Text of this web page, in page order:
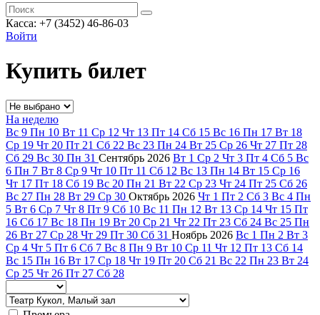
Касса: +7 (3452) 46-86-03
Войти
Купить билет
На неделю
Вс 9 Пн 10 Вт 11 Ср 12 Чт 13 Пт 14 Сб 15 Вс 16 Пн 17 Вт 18
Ср 19 Чт 20 Пт 21 Сб 22 Вс 23 Пн 24 Вт 25 Ср 26 Чт 27 Пт 28
Сб 29 Вс 30 Пн 31 Сентябрь 2026 Вт 1 Ср 2 Чт 3 Пт 4 Сб 5 Вс
6 Пн 7 Вт 8 Ср 9 Чт 10 Пт 11 Сб 12 Вс 13 Пн 14 Вт 15 Ср 16
Чт 17 Пт 18 Сб 19 Вс 20 Пн 21 Вт 22 Ср 23 Чт 24 Пт 25 Сб 26
Вс 27 Пн 28 Вт 29 Ср 30 Октябрь 2026 Чт 1 Пт 2 Сб 3 Вс 4 Пн
5 Вт 6 Ср 7 Чт 8 Пт 9 Сб 10 Вс 11 Пн 12 Вт 13 Ср 14 Чт 15 Пт
16 Сб 17 Вс 18 Пн 19 Вт 20 Ср 21 Чт 22 Пт 23 Сб 24 Вс 25 Пн
26 Вт 27 Ср 28 Чт 29 Пт 30 Сб 31 Ноябрь 2026 Вс 1 Пн 2 Вт 3
Ср 4 Чт 5 Пт 6 Сб 7 Вс 8 Пн 9 Вт 10 Ср 11 Чт 12 Пт 13 Сб 14
Вс 15 Пн 16 Вт 17 Ср 18 Чт 19 Пт 20 Сб 21 Вс 22 Пн 23 Вт 24
Ср 25 Чт 26 Пт 27 Сб 28